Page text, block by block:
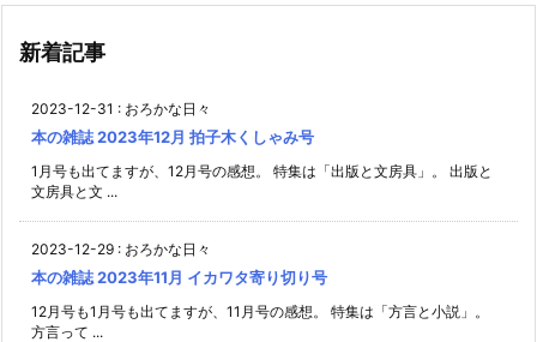
新着記事
2023-12-31 : おろかな日々
本の雑誌 2023年12月 拍子木くしゃみ号
1月号も出てますが、12月号の感想。 特集は「出版と文房具」。 出版と
文房具と文 ...
2023-12-29 : おろかな日々
本の雑誌 2023年11月 イカワタ寄り切り号
12月号も1月号も出てますが、11月号の感想。 特集は「方言と小説」。
方言って ...